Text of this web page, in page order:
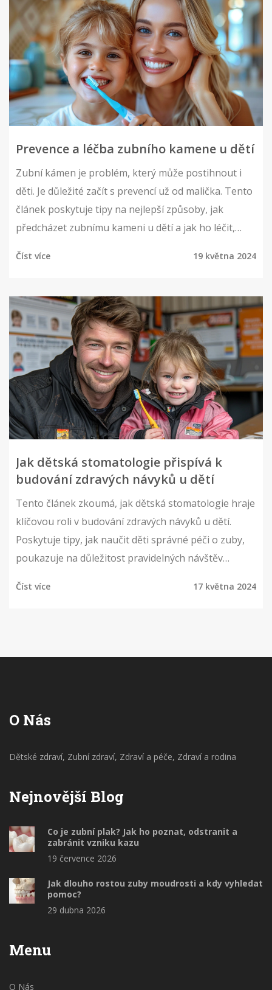
Prevence a léčba zubního kamene u dětí
Zubní kámen je problém, který může postihnout i
děti. Je důležité začít s prevencí už od malička. Tento
článek poskytuje tipy na nejlepší způsoby, jak
předcházet zubnímu kameni u dětí a jak ho léčit,
Číst více 19 května 2024
Jak dětská stomatologie přispívá k
budování zdravých návyků u dětí
Tento článek zkoumá, jak dětská stomatologie hraje
klíčovou roli v budování zdravých návyků u dětí.
Poskytuje tipy, jak naučit děti správné péči o zuby,
poukazuje na důležitost pravidelných návštěv
celkové zdraví dítěte.
Číst více 17 května 2024
O Nás
Dětské zdraví, Zubní zdraví, Zdraví a péče, Zdraví a rodina
Nejnovější Blog
Co je zubní plak? Jak ho poznat, odstranit a
zabránit vzniku kazu
19 července 2026
Jak dlouho rostou zuby moudrosti a kdy vyhledat
pomoc?
29 dubna 2026
Menu
O Nás